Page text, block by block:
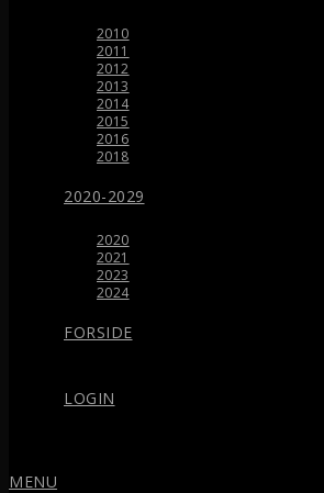
2010
2011
2012
2013
2014
2015
2016
2018
2020-2029
2020
2021
2023
2024
FORSIDE
LOGIN
MENU